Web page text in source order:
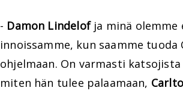
- Damon Lindelofja minä olemme
innoissamme, kun saamme tuoda
ohjelmaan. On varmasti
miten hän tulee palaamaan,